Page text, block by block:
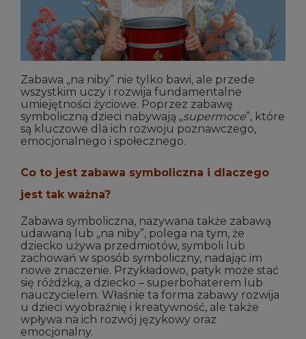
Zabawa „na niby” nie tylko bawi, ale przede
wszystkim uczy i rozwija fundamentalne
umiejętności życiowe. Poprzez zabawę
symboliczną dzieci nabywają „supermoce”, które
są kluczowe dla ich rozwoju poznawczego,
emocjonalnego i społecznego.
Co to jest zabawa symboliczna i dlaczego
jest tak ważna?
Zabawa symboliczna, nazywana także zabawą
udawaną lub „na niby”, polega na tym, że
dziecko używa przedmiotów, symboli lub
zachowań w sposób symboliczny, nadając im
nowe znaczenie. Przykładowo, patyk może stać
się różdżką, a dziecko – superbohaterem lub
nauczycielem. Właśnie ta forma zabawy rozwija
u dzieci wyobraźnię i kreatywność, ale także
wpływa na ich rozwój językowy oraz
emocjonalny.